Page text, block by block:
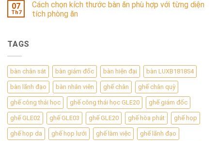
07
Th7
Cách chọn kích thước bàn ăn phù hợp với từng diện
tích phòng ăn
TAGS
bàn chân sắt bàn giám đốc bàn hiện đại bàn LUXB1818S4
bàn lãnh đạo bàn nhân viên ghế chân ghế chân quỳ
ghế công thái học ghế công thái học GLE20 ghế giám đốc
ghế GLE02 ghế GLE03 ghế GLE20 ghế hòa phát ghế họp
ghế họp da ghế họp lưới ghế làm việc ghế lãnh đạo